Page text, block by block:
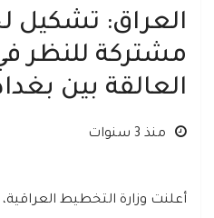
العراق: تشكيل
مشتركة للنظر
العالقة بين
منذ 3 سنوات
أعلنت وزارة التخطيط